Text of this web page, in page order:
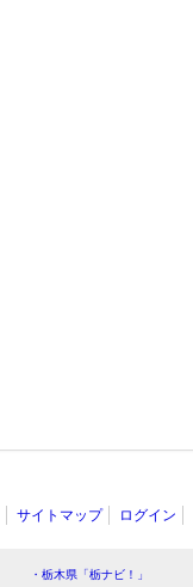
サイトマップ ログイン
・栃木県「栃ナビ！」